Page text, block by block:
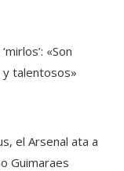
«Son
y talentosos»
el Arsenal ata a
Guimaraes